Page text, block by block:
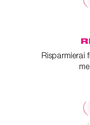
Risparmierai